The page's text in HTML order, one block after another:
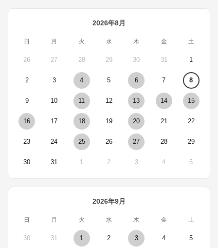
2026年8月
日 月 火 水 木 金 土
26 27 28 29 30 31 1
2 3 4 5 6 7 8
9 10 11 12 13 14 15
16 17 18 19 20 21 22
23 24 25 26 27 28 29
30 31 1 2 3 4 5
2026年9月
日 月 火 水 木 金 土
30 31 1 2 3 4 5